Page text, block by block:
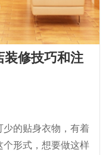
装修技巧和注
的贴身衣物，有着
形式，想要做这样